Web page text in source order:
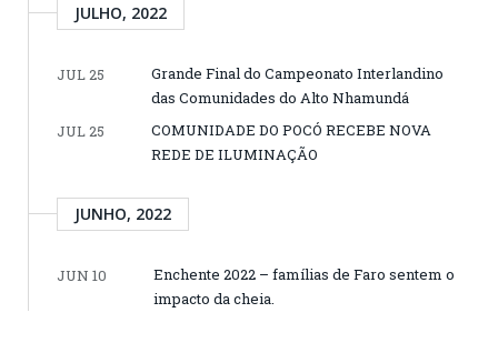
JULHO, 2022
JUL 25
Grande Final do Campeonato Interlandino
das Comunidades do Alto Nhamundá
JUL 25
COMUNIDADE DO POCÓ RECEBE NOVA
REDE DE ILUMINAÇÃO
JUNHO, 2022
JUN 10
Enchente 2022 – famílias de Faro sentem o
impacto da cheia.